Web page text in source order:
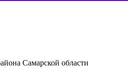
Самарской области